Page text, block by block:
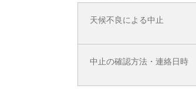
天候不良による中止
中止の確認方法・連絡日時